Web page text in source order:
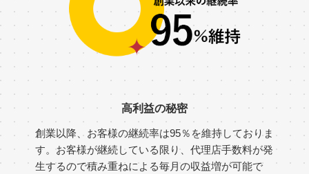
高利益の秘密
創業以降、お客様の継続率は95％を維持しておりま
す。お客様が継続している限り、代理店手数料が発
生するので積み重ねによる毎月の収益増が可能で